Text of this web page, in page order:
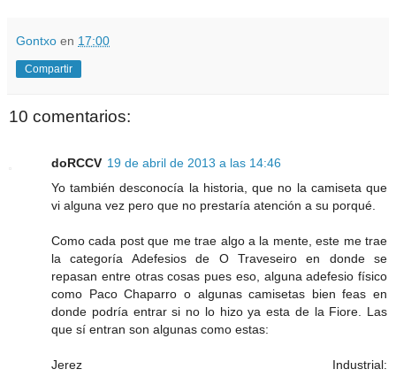
Gontxo en 17:00
Compartir
10 comentarios:
doRCCV 19 de abril de 2013 a las 14:46
Yo también desconocía la historia, que no la camiseta que
vi alguna vez pero que no prestaría atención a su porqué.
Como cada post que me trae algo a la mente, este me trae
la categoría Adefesios de O Traveseiro en donde se
repasan entre otras cosas pues eso, alguna adefesio físico
como Paco Chaparro o algunas camisetas bien feas en
donde podría entrar si no lo hizo ya esta de la Fiore. Las
que sí entran son algunas como estas:
Jerez Industrial: